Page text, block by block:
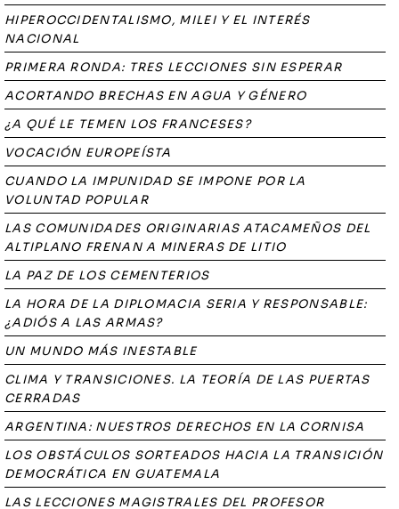
HIPEROCCIDENTALISMO, MILEI Y EL INTERÉS
NACIONAL
PRIMERA RONDA: TRES LECCIONES SIN ESPERAR
ACORTANDO BRECHAS EN AGUA Y GÉNERO
¿A QUÉ LE TEMEN LOS FRANCESES?
VOCACIÓN EUROPEÍSTA
CUANDO LA IMPUNIDAD SE IMPONE POR LA
VOLUNTAD POPULAR
LAS COMUNIDADES ORIGINARIAS ATACAMEÑOS DEL
ALTIPLANO FRENAN A MINERAS DE LITIO
LA PAZ DE LOS CEMENTERIOS
LA HORA DE LA DIPLOMACIA SERIA Y RESPONSABLE:
¿ADIÓS A LAS ARMAS?
UN MUNDO MÁS INESTABLE
CLIMA Y TRANSICIONES. LA TEORÍA DE LAS PUERTAS
CERRADAS
ARGENTINA: NUESTROS DERECHOS EN LA CORNISA
LOS OBSTÁCULOS SORTEADOS HACIA LA TRANSICIÓN
DEMOCRÁTICA EN GUATEMALA
LAS LECCIONES MAGISTRALES DEL PROFESOR